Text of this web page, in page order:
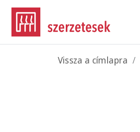
Ugrás a tartalomra
Morzsa
Vissza a címlapra